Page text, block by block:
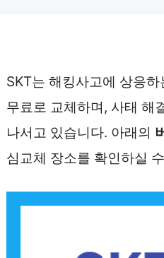
SKT는 해킹사고에 상응
무료로 교체하며, 사태 해
나서고 있습니다. 아래의
심교체 장소를 확인하실